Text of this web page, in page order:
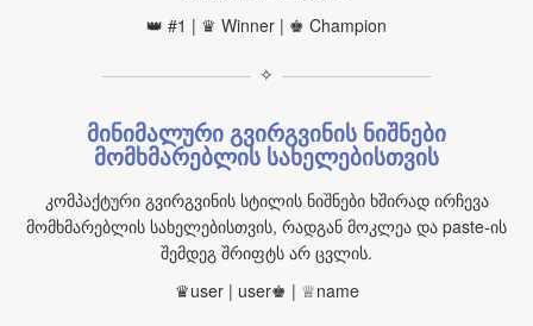
👑 #1 | ♛ Winner | ♚ Champion
✧
მინიმალური გვირგვინის ნიშნები
მომხმარებლის სახელებისთვის
კომპაქტური გვირგვინის სტილის ნიშნები ხშირად ირჩევა
მომხმარებლის სახელებისთვის, რადგან მოკლეა და paste-ის
შემდეგ შრიფტს არ ცვლის.
♛user | user♚ | ♕name